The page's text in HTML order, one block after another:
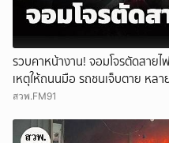
รวบคาหน้างาน! จอมโจรตัดสาย
เหตุให้ถนนมือ รถชนเจ็บตาย หล
สวพ.FM91